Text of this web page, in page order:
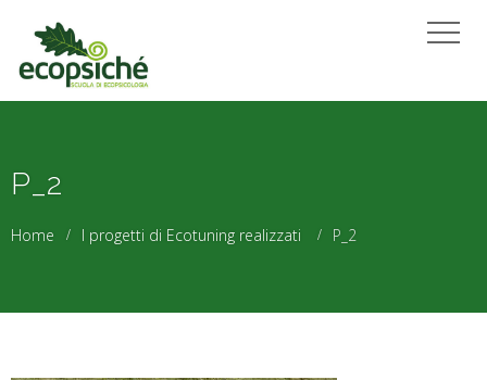
P_2
Home I progetti di Ecotuning realizzati P_2